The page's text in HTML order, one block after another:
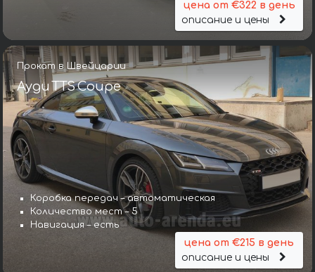
цена от €322 в день
описание и цены
Прокат в Швейцарии
Ауди TTS Coupe
Коробка передач – автоматическая
Количество мест – 5
Навигация – есть
цена от €215 в день
описание и цены